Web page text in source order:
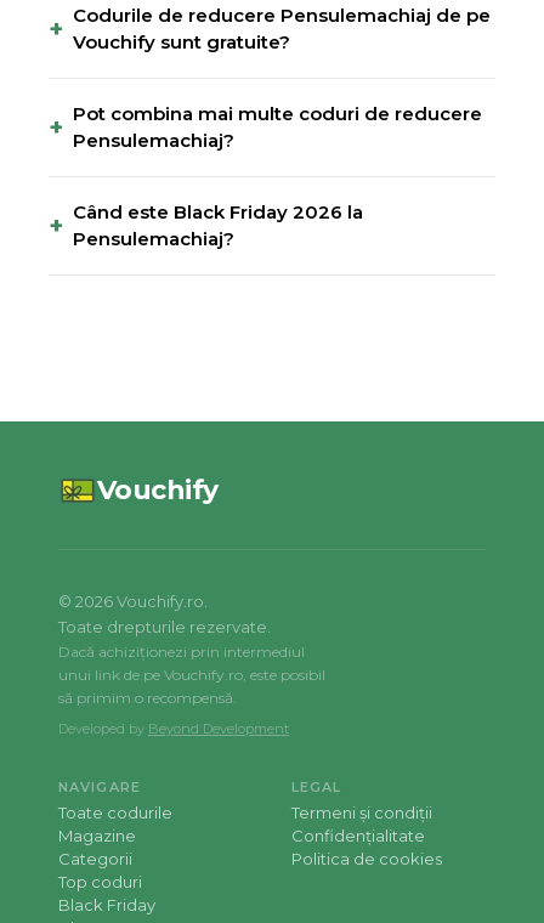
+ Codurile de reducere Pensulemachiaj de pe
Vouchify sunt gratuite?
+ Pot combina mai multe coduri de reducere
Pensulemachiaj?
+ Când este Black Friday 2026 la
Pensulemachiaj?
Vouchify
© 2026Vouchify.ro.
Toate drepturile rezervate.
Dacă achiziționezi prin intermediul
unui link de pe Vouchify.ro, este posibil
să primim o recompensă.
Developed by Beyond Development
NAVIGARE
Toate codurile
Magazine
Categorii
Top coduri
Black Friday
LEGAL
Termeni și condiții
Confidențialitate
Politica de cookies